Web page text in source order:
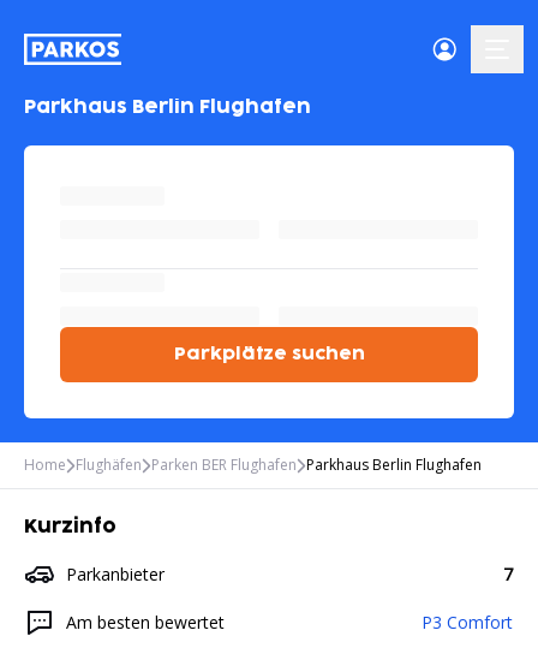
Parkhaus Berlin Flughafen
Parkplätze suchen
Home Flughäfen Parken BER Flughafen Parkhaus Berlin Flughafen
Kurzinfo
Parkanbieter 7
Am besten bewertet P3 Comfort